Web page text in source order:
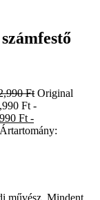
Ft Original
Ft -
Ft -
művész. Mindent